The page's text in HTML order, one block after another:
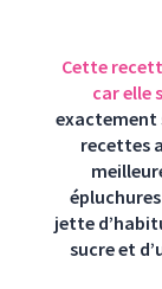
Cette
car elle
exactement
recettes
jette
sucre et